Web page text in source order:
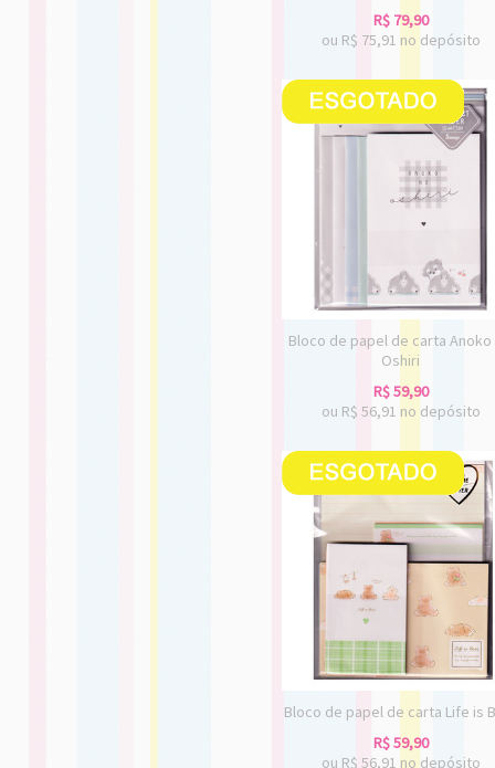
R$ 79,90
ou R$ 75,91 no depósito
Bloco de papel de carta Anoko
Oshiri
R$59,90
ou R$ 56,91 no depósito
Bloco de papel de carta Life is
R$59,90
ou R$ 56,91 no depósito